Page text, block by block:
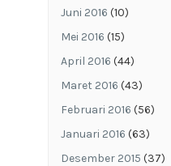
Juni 2016 (10)
Mei 2016 (15)
April 2016 (44)
Maret 2016 (43)
Februari 2016 (56)
Januari 2016 (63)
Desember 2015 (37)